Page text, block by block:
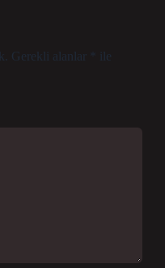
Gerekli alanlar
ile